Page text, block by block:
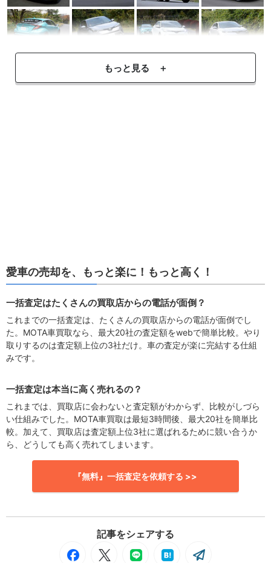
もっと見る ＋
愛車の売却を、もっと楽に！もっと高く！
一括査定はたくさんの買取店からの電話が面倒？
これまでの一括査定は、たくさんの買取店からの電話が面倒でし
た。MOTA車買取なら、最大20社の査定額をwebで簡単比較。やり
取りするのは査定額上位の3社だけ。車の査定が楽に完結する仕組
みです。
一括査定は本当に高く売れるの？
これまでは、買取店に会わないと査定額がわからず、比較がしづら
い仕組みでした。MOTA車買取は最短3時間後、最大20社を簡単比
較。加えて、買取店は査定額上位3社に選ばれるために競い合うか
ら、どうしても高く売れてしまいます。
『無料』一括査定を依頼する >>
記事をシェアする